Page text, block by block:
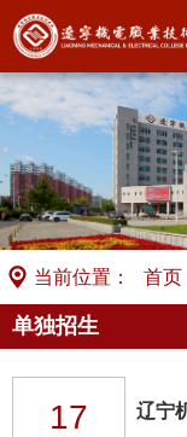
当前位置： 首页
单独招生
17